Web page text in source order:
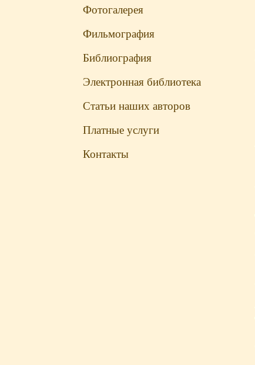
Фотогалерея
Фильмография
Библиография
Электронная библиотека
Статьи наших авторов
Платные услуги
Контакты